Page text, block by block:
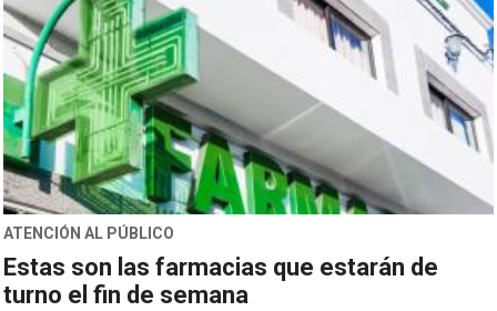
ATENCIÓN AL PÚBLICO
Estas son las farmacias que estarán de
turno el fin de semana